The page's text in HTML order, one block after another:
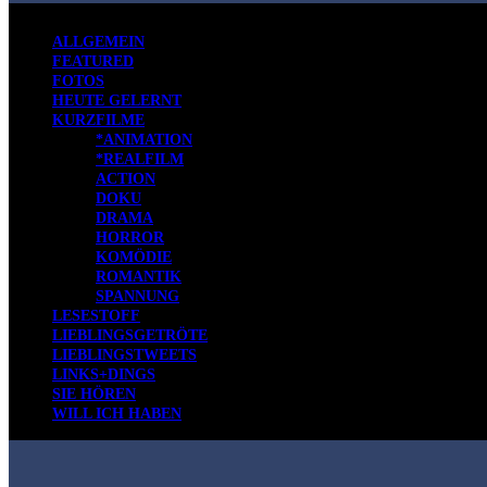
ALLGEMEIN
FEATURED
FOTOS
HEUTE GELERNT
KURZFILME
*ANIMATION
*REALFILM
ACTION
DOKU
DRAMA
HORROR
KOMÖDIE
ROMANTIK
SPANNUNG
LESESTOFF
LIEBLINGSGETRÖTE
LIEBLINGSTWEETS
LINKS+DINGS
SIE HÖREN
WILL ICH HABEN